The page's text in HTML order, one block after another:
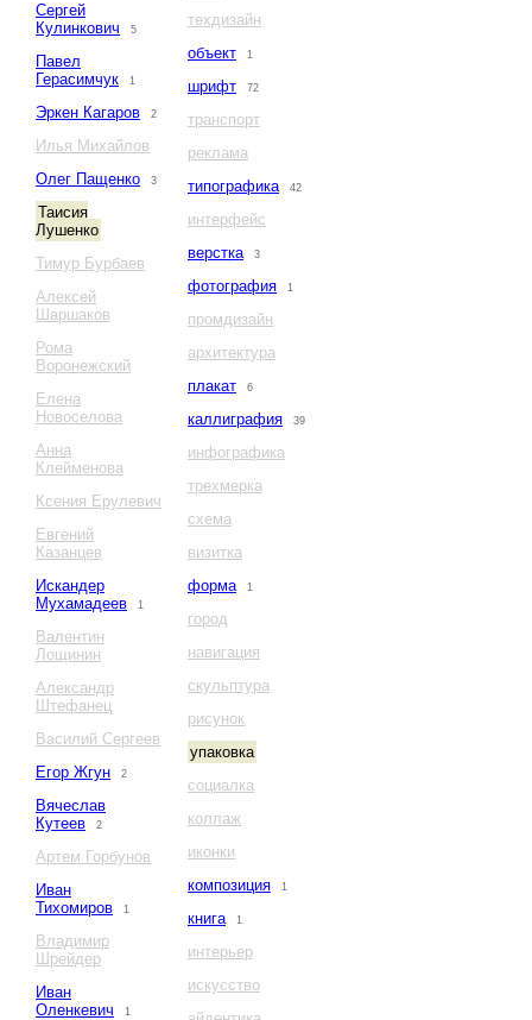
Сергей
Кулинкович
5
Павел
Герасимчук
1
Эркен Кагаров 2
Илья Михайлов
Олег Пащенко
3
Таисия
Лушенко
Тимур Бурбаев
Алексей
Шаршаков
Рома
Воронежский
Елена
Новоселова
Анна
Клейменова
Ксения Ерулевич
Евгений
Казанцев
Искандер
Мухамадеев
1
Валентин
Лощинин
Александр
Штефанец
Василий Сергеев
Егор Жгун
2
Вячеслав
Кутеев
2
Артем Горбунов
Иван
Тихомиров
1
Владимир
Шрейдер
Иван
Оленкевич
1
техдизайн
объект
1
шрифт 72
транспорт
реклама
типографика
42
интерфейс
верстка
3
фотография 1
промдизайн
архитектура
плакат
6
каллиграфия 39
инфографика
трехмерка
схема
визитка
форма
1
город
навигация
скульптура
рисунок
упаковка
социалка
коллаж
иконки
композиция
1
книга 1
интерьер
искусство